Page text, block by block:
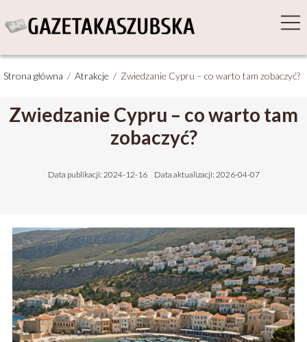
Strona główna / Atrakcje / Zwiedzanie Cypru – co warto tam zobaczyć?
Zwiedzanie Cypru – co warto tam
zobaczyć?
Data publikacji: 2024-12-16 Data aktualizacji: 2026-04-07